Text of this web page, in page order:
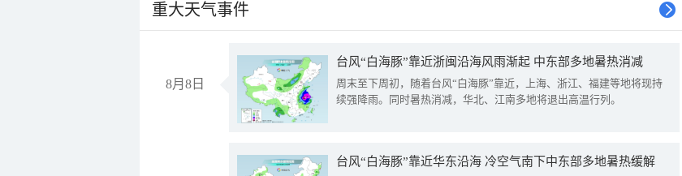
重大天气事件
8月8日
台风“白海豚”靠近浙闽沿海风雨渐起 中东部多地暑热消减
周末至下周初，随着台风“白海豚”靠近，上海、浙江、福建等地将现持
续强降雨。同时暑热消减，华北、江南多地将退出高温行列。
台风“白海豚”靠近华东沿海 冷空气南下中东部多地暑热缓解